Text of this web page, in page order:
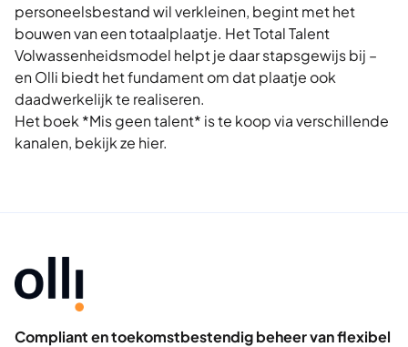
personeelsbestand wil verkleinen, begint met het
bouwen van een totaalplaatje. Het Total Talent
Volwassenheidsmodel helpt je daar stapsgewijs bij –
enOlli biedt het fundament om dat plaatje ook
daadwerkelijk te realiseren.
Het boek *Mis geen talent* is te koop via verschillende
kanalen, bekijk ze hier.
Compliant en toekomstbestendig beheer van flexibel